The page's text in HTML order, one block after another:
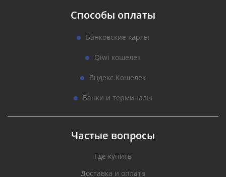
Способы оплаты
Банковские карты
Qiwi кошелек
Яндекс.Кошелек
Банки и терминалы
Частые вопросы
Где купить
Доставка и оплата